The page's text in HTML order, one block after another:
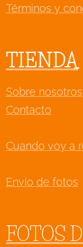
Términos y
TIENDA
Sobre nosotros
Contacto
Cuando voy a
Envío de fotos
FOTOS